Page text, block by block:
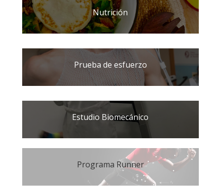
Nutrición
Prueba de esfuerzo
Estudio Biomecánico
Programa Runner